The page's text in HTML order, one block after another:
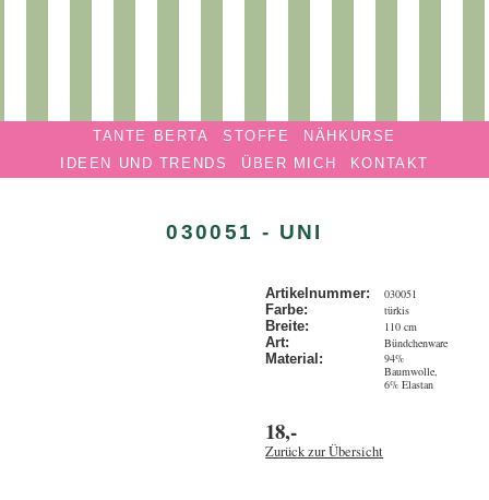
BERTA
Privatmanufaktur
Navigation überspringenTANTE BERTA STOFFE
NÄHKURSE
IDEEN UND TRENDS
ÜBER MICH KONTAKT
030051 - UNI
Artikelnummer:
030051
Farbe:
türkis
Breite:
110 cm
Art:
Bündchenware
Material:
94%
Baumwolle,
6% Elastan
18,-
Zurück zur Übersicht